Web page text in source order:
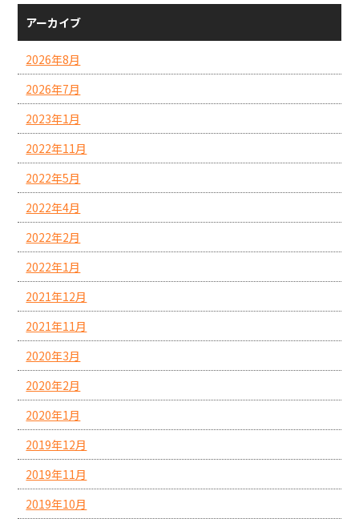
アーカイブ
2026年8月
2026年7月
2023年1月
2022年11月
2022年5月
2022年4月
2022年2月
2022年1月
2021年12月
2021年11月
2020年3月
2020年2月
2020年1月
2019年12月
2019年11月
2019年10月